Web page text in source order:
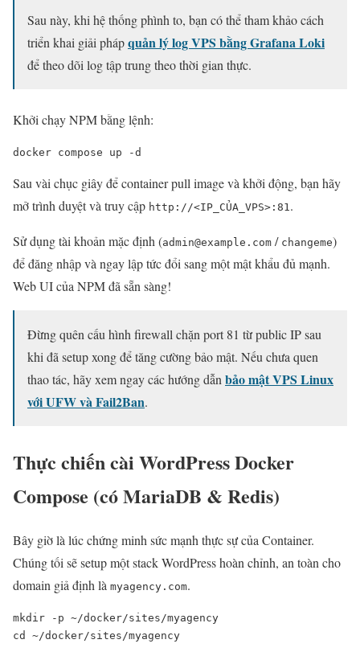
Sau này, khi hệ thống phình to, bạn có thể tham khảo cách
triển khai giải phápquản lý log VPS bằng Grafana Loki
để theo dõi log tập trung theo thời gian thực.
Khởi chạy NPM bằng lệnh:
docker compose up -d
Sau vài chục giây để container pull image và khởi động, bạn hãy
mở trình duyệt và truy cập http://<IP_CỦA_VPS>:81.
Sử dụng tài khoản mặc định (admin@example.com / changeme)
để đăng nhập và ngay lập tức đổi sang một mật khẩu đủ mạnh.
Web UI của NPM đã sẵn sàng!
Đừng quên cấu hình firewall chặn port 81 từ public IP sau
khi đã setup xong để tăng cường bảo mật. Nếu chưa quen
thao tác, hãy xem ngay các hướng dẫnbảo mật VPS Linux
với UFW và Fail2Ban.
Thực chiến cài WordPress Docker
Compose (có MariaDB & Redis)
Bây giờ là lúc chứng minh sức mạnh thực sự của Container.
Chúng tối sẽ setup một stack WordPress hoàn chỉnh, an toàn cho
domain giả định là myagency.com.
mkdir -p ~/docker/sites/myagency
cd ~/docker/sites/myagency